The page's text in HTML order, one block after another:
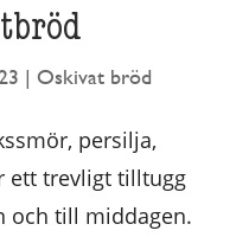
| Oskivat bröd
persilja,
ett trevligt tilltugg
och till middagen.